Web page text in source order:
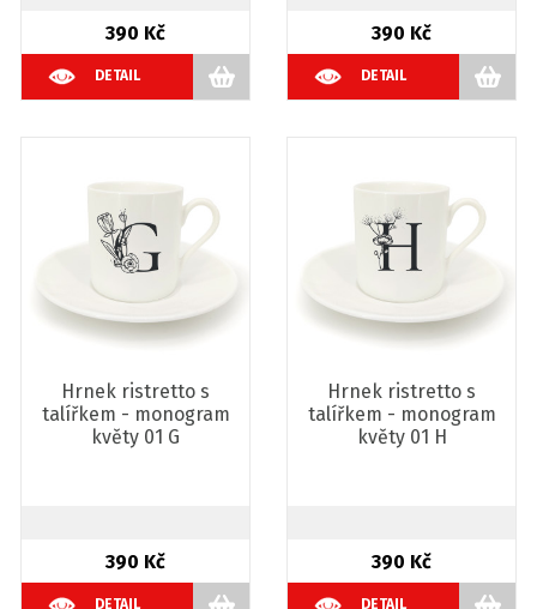
390 Kč
DETAIL
390 Kč
DETAIL
Hrnek ristretto s
talířkem - monogram
květy 01 G
390 Kč
DETAIL
Hrnek ristretto s
talířkem - monogram
květy 01 H
390 Kč
DETAIL